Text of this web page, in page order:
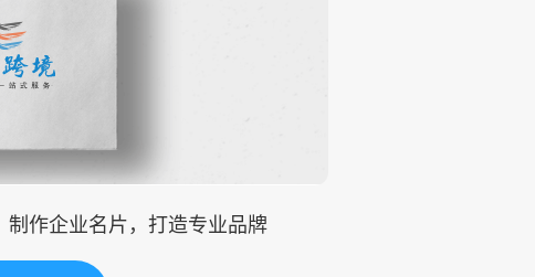
作企业名片，打造专业品牌